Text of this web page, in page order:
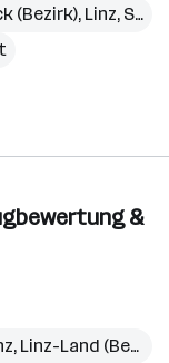
(Bezirk), Linz, St. Pölten
&
, Linz-Land (Bezirk)